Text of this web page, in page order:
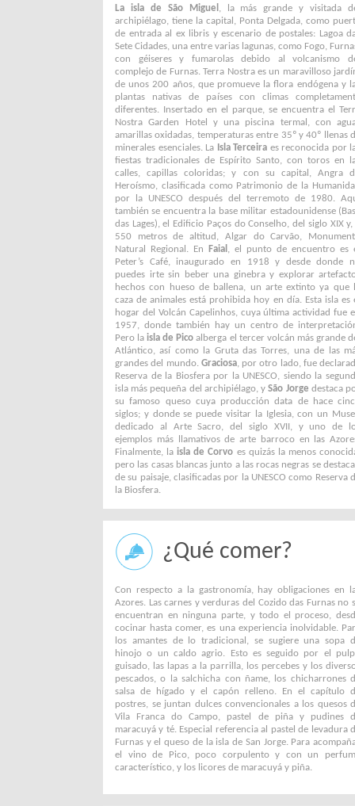
La isla de São Miguel , la más grande y visitada
archipiélago, tiene la capital, Ponta Delgada, como
de entrada al ex libris y escenario de postales: Lagoa
Sete Cidades, una entre varias lagunas, como Fogo,
con géiseres y fumarolas debido al volcanismo
complejo de Furnas. Terra Nostra es un maravilloso
de unos 200 años, que promueve la flora endógena y
plantas nativas de países con climas
diferentes. Insertado en el parque, se encuentra el
Nostra Garden Hotel y una piscina termal, con
amarillas oxidadas, temperaturas entre 35º y 40º llenas
minerales esenciales. La Isla Terceira es reconocida por
fiestas tradicionales de Espírito Santo, con toros en
calles, capillas coloridas; y con su capital, Angra
Heroísmo, clasificada como Patrimonio de la
por la UNESCO después del terremoto de 1980.
también se encuentra la base militar estadounidense
das Lages), el Edificio Paços do Conselho, del siglo XIX y,
550 metros de altitud, Algar do Carvão,
Natural Regional. En
Faial , el punto de encuentro es
Peter’s Café, inaugurado en 1918 y desde donde
puedes irte sin beber una ginebra y explorar
hechos con hueso de ballena, un arte extinto ya que
caza de animales está prohibida hoy en día. Esta isla es
hogar del Volcán Capelinhos, cuya última actividad fue
1957, donde también hay un centro de
Pero laisla de Pico alberga el tercer volcán más grande
Atlántico, así como la Gruta das Torres, una de las
grandes del mundo. Graciosa, por otro lado, fue
Reserva de la Biosfera por la UNESCO, siendo la
isla más pequeña del archipiélago, ySão Jorge destaca
su famoso queso cuya producción data de hace
siglos; y donde se puede visitar la Iglesia, con un
dedicado al Arte Sacro, del siglo XVII, y uno de
ejemplos más llamativos de arte barroco en las
Finalmente, laisla de Corvo es quizás la menos
pero las casas blancas junto a las rocas negras se
de su paisaje, clasificadas por la UNESCO como Reserva
la Biosfera.
¿Qué comer?
Con respecto a la gastronomía, hay obligaciones en
Azores. Las carnes y verduras del Cozido das Furnas no
encuentran en ninguna parte, y todo el proceso,
cocinar hasta comer, es una experiencia inolvidable.
los amantes de lo tradicional, se sugiere una sopa
hinojo o un caldo agrio. Esto es seguido por el
guisado, las lapas a la parrilla, los percebes y los
pescados, o la salchicha con ñame, los chicharrones
salsa de hígado y el capón relleno. En el capítulo
postres, se juntan dulces convencionales a los quesos
Vila Franca do Campo, pastel de piña y pudines
maracuyá y té. Especial referencia al pastel de levadura
Furnas y el queso de la isla de San Jorge. Para
el vino de Pico, poco corpulento y con un
característico, y los licores de maracuyá y piña.